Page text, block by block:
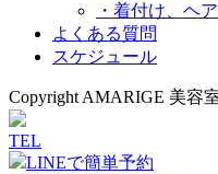
・着付け、ヘ
よくある質問
スケジュール
Copyright AMARIGE 美容
TEL
LINEで簡単予約